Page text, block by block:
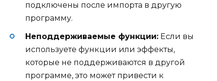
подключены после импорта в другую
программу.
Неподдерживаемые функции: Если вы
используете функции или эффекты,
которые не поддерживаются в другой
программе, это может привести к